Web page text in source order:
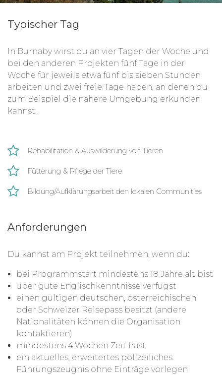
Typischer Tag
In Burnaby wirst du an vier Tagen der Woche und
bei den anderen Projekten fünf Tage in der
Woche für jeweils etwa fünf bis sieben Stunden
arbeiten und zwei freie Tage haben, an denen du
zum Beispiel die nähere Umgebung erkunden
kannst.
Rehabilitation & Auswilderung von Tieren
Fütterung & Pflege der Tiere
Bildung/Aufklärungsarbeit den lokalen Communities
Anforderungen
Du kannst am Projekt teilnehmen, wenn du:
bei Programmstart mindestens 18 Jahre alt bist
über gute Englischkenntnisse verfügst
einen gültigen deutschen, österreichischen
oder Schweizer Reisepass besitzt (andere
Nationalitäten können die Organisation
kontaktieren)
mindestens 4 Wochen Zeit hast
ein aktuelles, erweitertes polizeiliches
Führungszeugnis ohne Einträge vorlegen